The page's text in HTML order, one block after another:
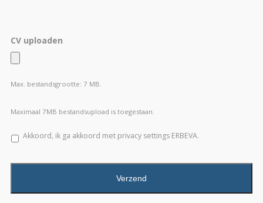
CV uploaden
Max. bestandsgrootte: 7 MB.
Maximaal 7MB bestandsupload is toegestaan.
Akkoord, ik ga akkoord met privacy settings ERBEVA.